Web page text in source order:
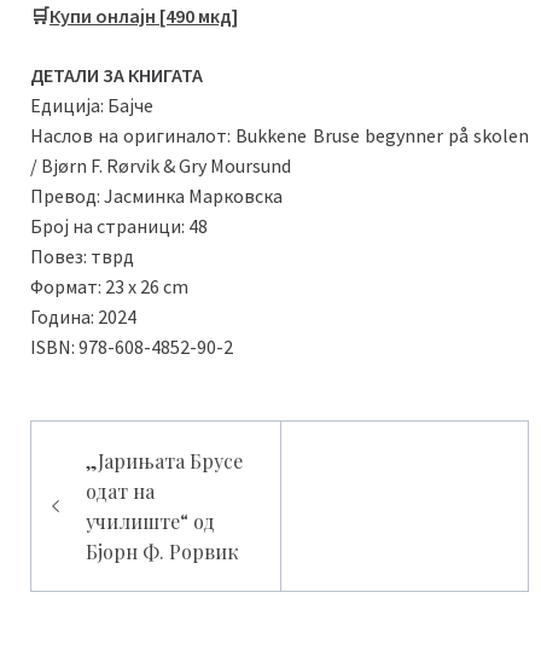
🛒Купи онлајн [490 мкд]
ДЕТАЛИ ЗА КНИГАТА
Едиција: Бајче
Наслов на оригиналот: Bukkene Bruse begynner på skolen
/ Bjørn F. Rørvik & Gry Moursund
Превод: Јасминка Марковска
Број на страници: 48
Повез: тврд
Формат: 23 x 26 cm
Година: 2024
ISBN: 978-608-4852-90-2
Навигација
на
напис
„Јарињата Брусе
одат на
училиште“ од
Бјорн Ф. Рорвик